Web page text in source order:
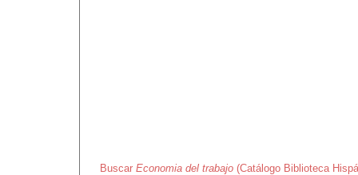
Buscar Economia del trabajo (Catálogo Biblioteca